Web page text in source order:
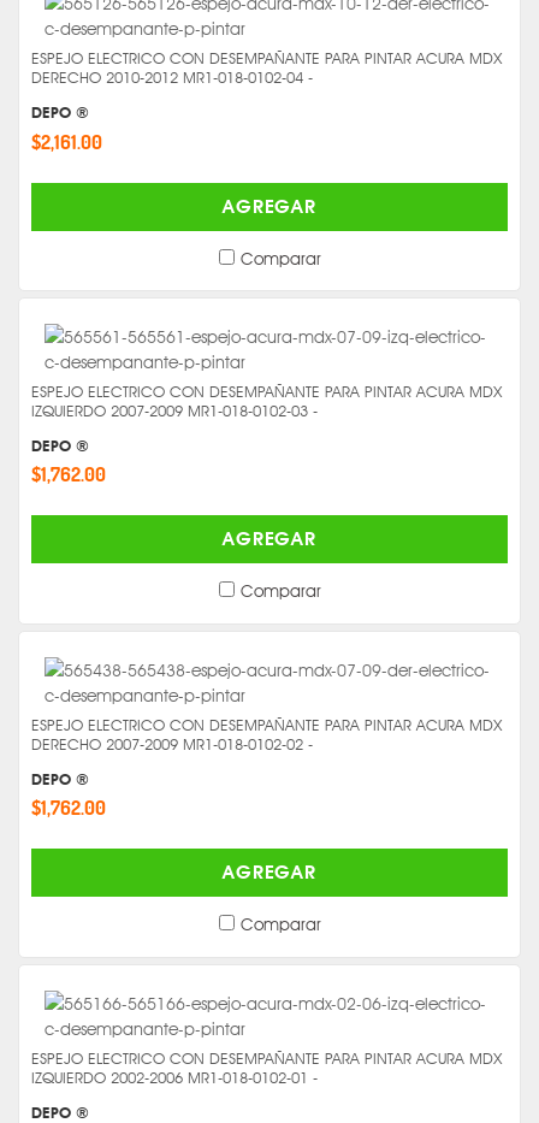
ESPEJO ELECTRICO CON DESEMPAÑANTE PARA PINTAR ACURA MDX
DERECHO 2010-2012 MR1-018-0102-04 -
DEPO ®
$2,161.00
AGREGAR
Comparar
ESPEJO ELECTRICO CON DESEMPAÑANTE PARA PINTAR ACURA MDX
IZQUIERDO 2007-2009 MR1-018-0102-03 -
DEPO ®
$1,762.00
AGREGAR
Comparar
ESPEJO ELECTRICO CON DESEMPAÑANTE PARA PINTAR ACURA MDX
DERECHO 2007-2009 MR1-018-0102-02 -
DEPO ®
$1,762.00
AGREGAR
Comparar
ESPEJO ELECTRICO CON DESEMPAÑANTE PARA PINTAR ACURA MDX
IZQUIERDO 2002-2006 MR1-018-0102-01 -
DEPO ®